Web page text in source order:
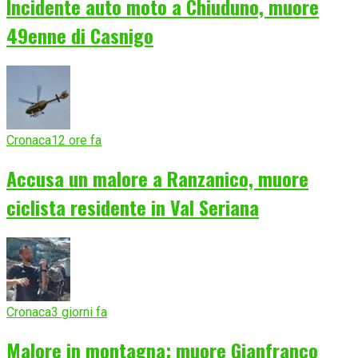
Incidente auto moto a Chiuduno, muore
49enne di Casnigo
Cronaca12 ore fa
Accusa un malore a Ranzanico, muore
ciclista residente in Val Seriana
Cronaca3 giorni fa
Malore in montagna: muore Gianfranco